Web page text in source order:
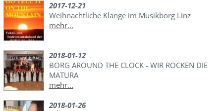
2017-12-21
Weihnachtliche Klänge im Musikborg Linz
mehr...
2018-01-12
BORG AROUND THE CLOCK - WIR ROCKEN DIE
MATURA
mehr...
2018-01-26